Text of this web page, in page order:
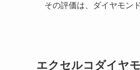
その評価は、ダイヤモン
エクセルコダイヤ